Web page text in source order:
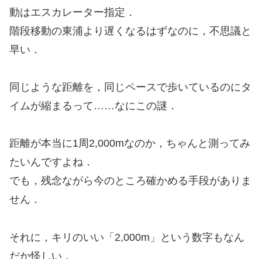
動はエスカレーター指定．
階段移動の東浦より遅くなるはずなのに，不思議と
早い．
同じような距離を，同じペースで歩いているのにタ
イムが縮まるって……なにこの謎．
距離が本当に1周2,000mなのか，ちゃんと測ってみ
たいんですよね．
でも，残念ながら今のところ確かめる手段がありま
せん．
それに，キリのいい「2,000m」という数字もなん
だか怪しい．